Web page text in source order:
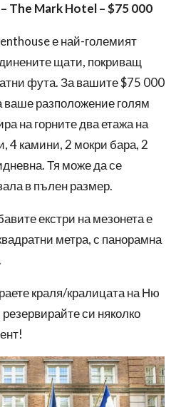
The Mark Hotel – $75 000
е най-големият
щати, покриващ
фута.За вашите $75 000
ваше разположениеголям
на горните два етажа на
4 камини, 2 мокри бара, 2
Тя може да се
в пълен размер.
екстри на мезонета е
метра, с панорамна
краля/кралицата на Ню
си няколко